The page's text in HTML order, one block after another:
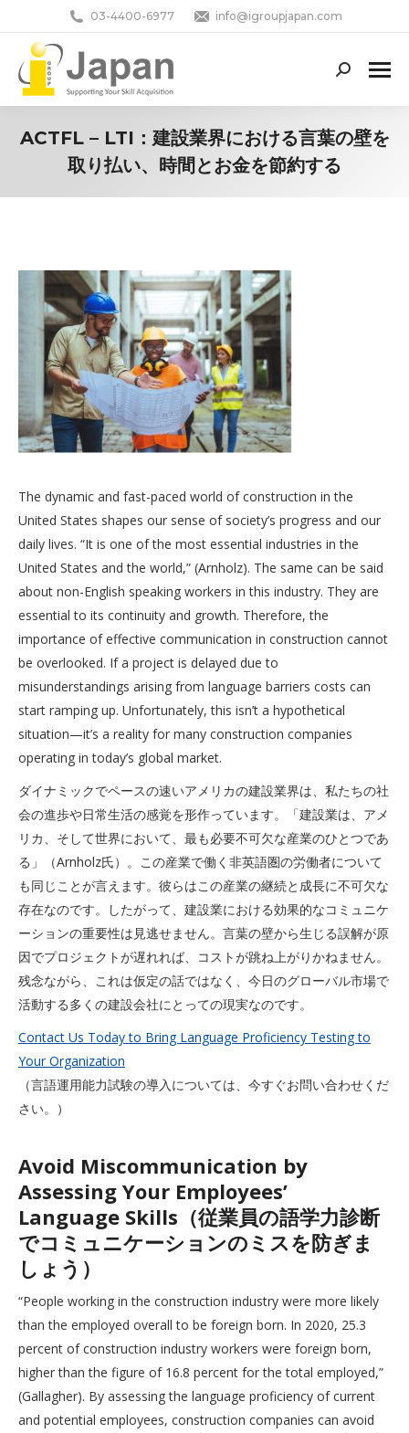
03-4400-6977 info@igroupjapan.com
Search:
ACTFL – LTI：建設業界における言葉の壁を
取り払い、時間とお金を節約する
The dynamic and fast-paced world of construction in the
United States shapes our sense of society’s progress and our
daily lives. “It is one of the most essential industries in the
United States and the world,” (Arnholz). The same can be said
about non-English speaking workers in this industry. They are
essential to its continuity and growth. Therefore, the
importance of effective communication in construction cannot
be overlooked. If a project is delayed due to
misunderstandings arising from language barriers costs can
start ramping up. Unfortunately, this isn’t a hypothetical
situation—it’s a reality for many construction companies
operating in today’s global market.
ダイナミックでペースの速いアメリカの建設業界は、私たちの社
会の進歩や日常生活の感覚を形作っています。「建設業は、アメ
リカ、そして世界において、最も必要不可欠な産業のひとつであ
る」（Arnholz氏）。この産業で働く非英語圏の労働者について
も同じことが言えます。彼らはこの産業の継続と成長に不可欠な
存在なのです。したがって、建設業における効果的なコミュニケ
ーションの重要性は見逃せません。言葉の壁から生じる誤解が原
因でプロジェクトが遅れれば、コストが跳ね上がりかねません。
残念ながら、これは仮定の話ではなく、今日のグローバル市場で
活動する多くの建設会社にとっての現実なのです。
Contact Us Today to Bring Language Proficiency Testing to
Your Organization
（言語運用能力試験の導入については、今すぐお問い合わせくだ
さい。）
Avoid Miscommunication by
Assessing Your Employees’
Language Skills（従業員の語学力診断
でコミュニケーションのミスを防ぎま
しょう）
“People working in the construction industry were more likely
than the employed overall to be foreign born. In 2020, 25.3
percent of construction industry workers were foreign born,
higher than the figure of 16.8 percent for the total employed,”
(Gallagher). By assessing the language proficiency of current
and potential employees, construction companies can avoid